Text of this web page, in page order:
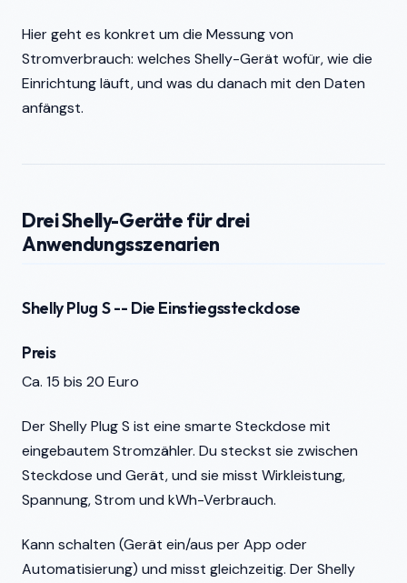
Hier geht es konkret um die Messung von
Stromverbrauch: welches Shelly-Gerät wofür, wie die
Einrichtung läuft, und was du danach mit den Daten
anfängst.
Drei Shelly-Geräte für drei
Anwendungsszenarien
Shelly Plug S -- Die Einstiegssteckdose
Preis
Ca. 15 bis 20 Euro
Der Shelly Plug S ist eine smarte Steckdose mit
eingebautem Stromzähler. Du steckst sie zwischen
Steckdose und Gerät, und sie misst Wirkleistung,
Spannung, Strom und kWh-Verbrauch.
Kann schalten (Gerät ein/aus per App oder
Automatisierung) und misst gleichzeitig. Der Shelly